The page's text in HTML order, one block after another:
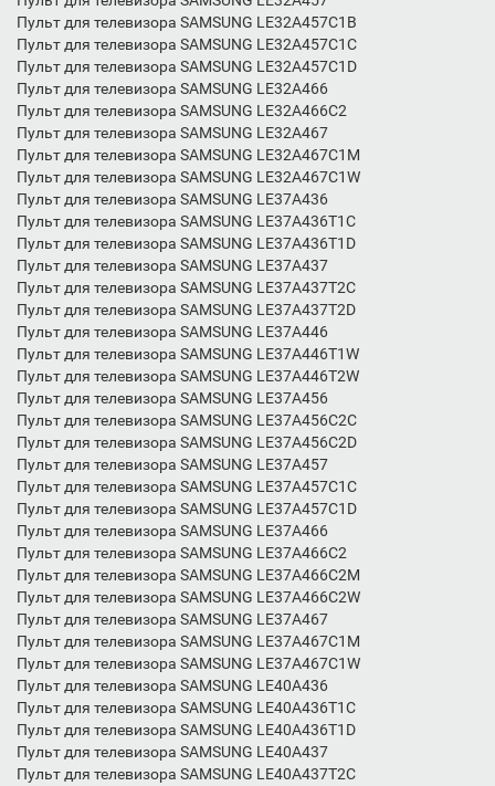
Пульт для телевизора SAMSUNG LE32A457C1B
Пульт для телевизора SAMSUNG LE32A457C1C
Пульт для телевизора SAMSUNG LE32A457C1D
Пульт для телевизора SAMSUNG LE32A466
Пульт для телевизора SAMSUNG LE32A466C2
Пульт для телевизора SAMSUNG LE32A467
Пульт для телевизора SAMSUNG LE32A467C1M
Пульт для телевизора SAMSUNG LE32A467C1W
Пульт для телевизора SAMSUNG LE37A436
Пульт для телевизора SAMSUNG LE37A436T1C
Пульт для телевизора SAMSUNG LE37A436T1D
Пульт для телевизора SAMSUNG LE37A437
Пульт для телевизора SAMSUNG LE37A437T2C
Пульт для телевизора SAMSUNG LE37A437T2D
Пульт для телевизора SAMSUNG LE37A446
Пульт для телевизора SAMSUNG LE37A446T1W
Пульт для телевизора SAMSUNG LE37A446T2W
Пульт для телевизора SAMSUNG LE37A456
Пульт для телевизора SAMSUNG LE37A456C2C
Пульт для телевизора SAMSUNG LE37A456C2D
Пульт для телевизора SAMSUNG LE37A457
Пульт для телевизора SAMSUNG LE37A457C1C
Пульт для телевизора SAMSUNG LE37A457C1D
Пульт для телевизора SAMSUNG LE37A466
Пульт для телевизора SAMSUNG LE37A466C2
Пульт для телевизора SAMSUNG LE37A466C2M
Пульт для телевизора SAMSUNG LE37A466C2W
Пульт для телевизора SAMSUNG LE37A467
Пульт для телевизора SAMSUNG LE37A467C1M
Пульт для телевизора SAMSUNG LE37A467C1W
Пульт для телевизора SAMSUNG LE40A436
Пульт для телевизора SAMSUNG LE40A436T1C
Пульт для телевизора SAMSUNG LE40A436T1D
Пульт для телевизора SAMSUNG LE40A437
Пульт для телевизора SAMSUNG LE40A437T2C